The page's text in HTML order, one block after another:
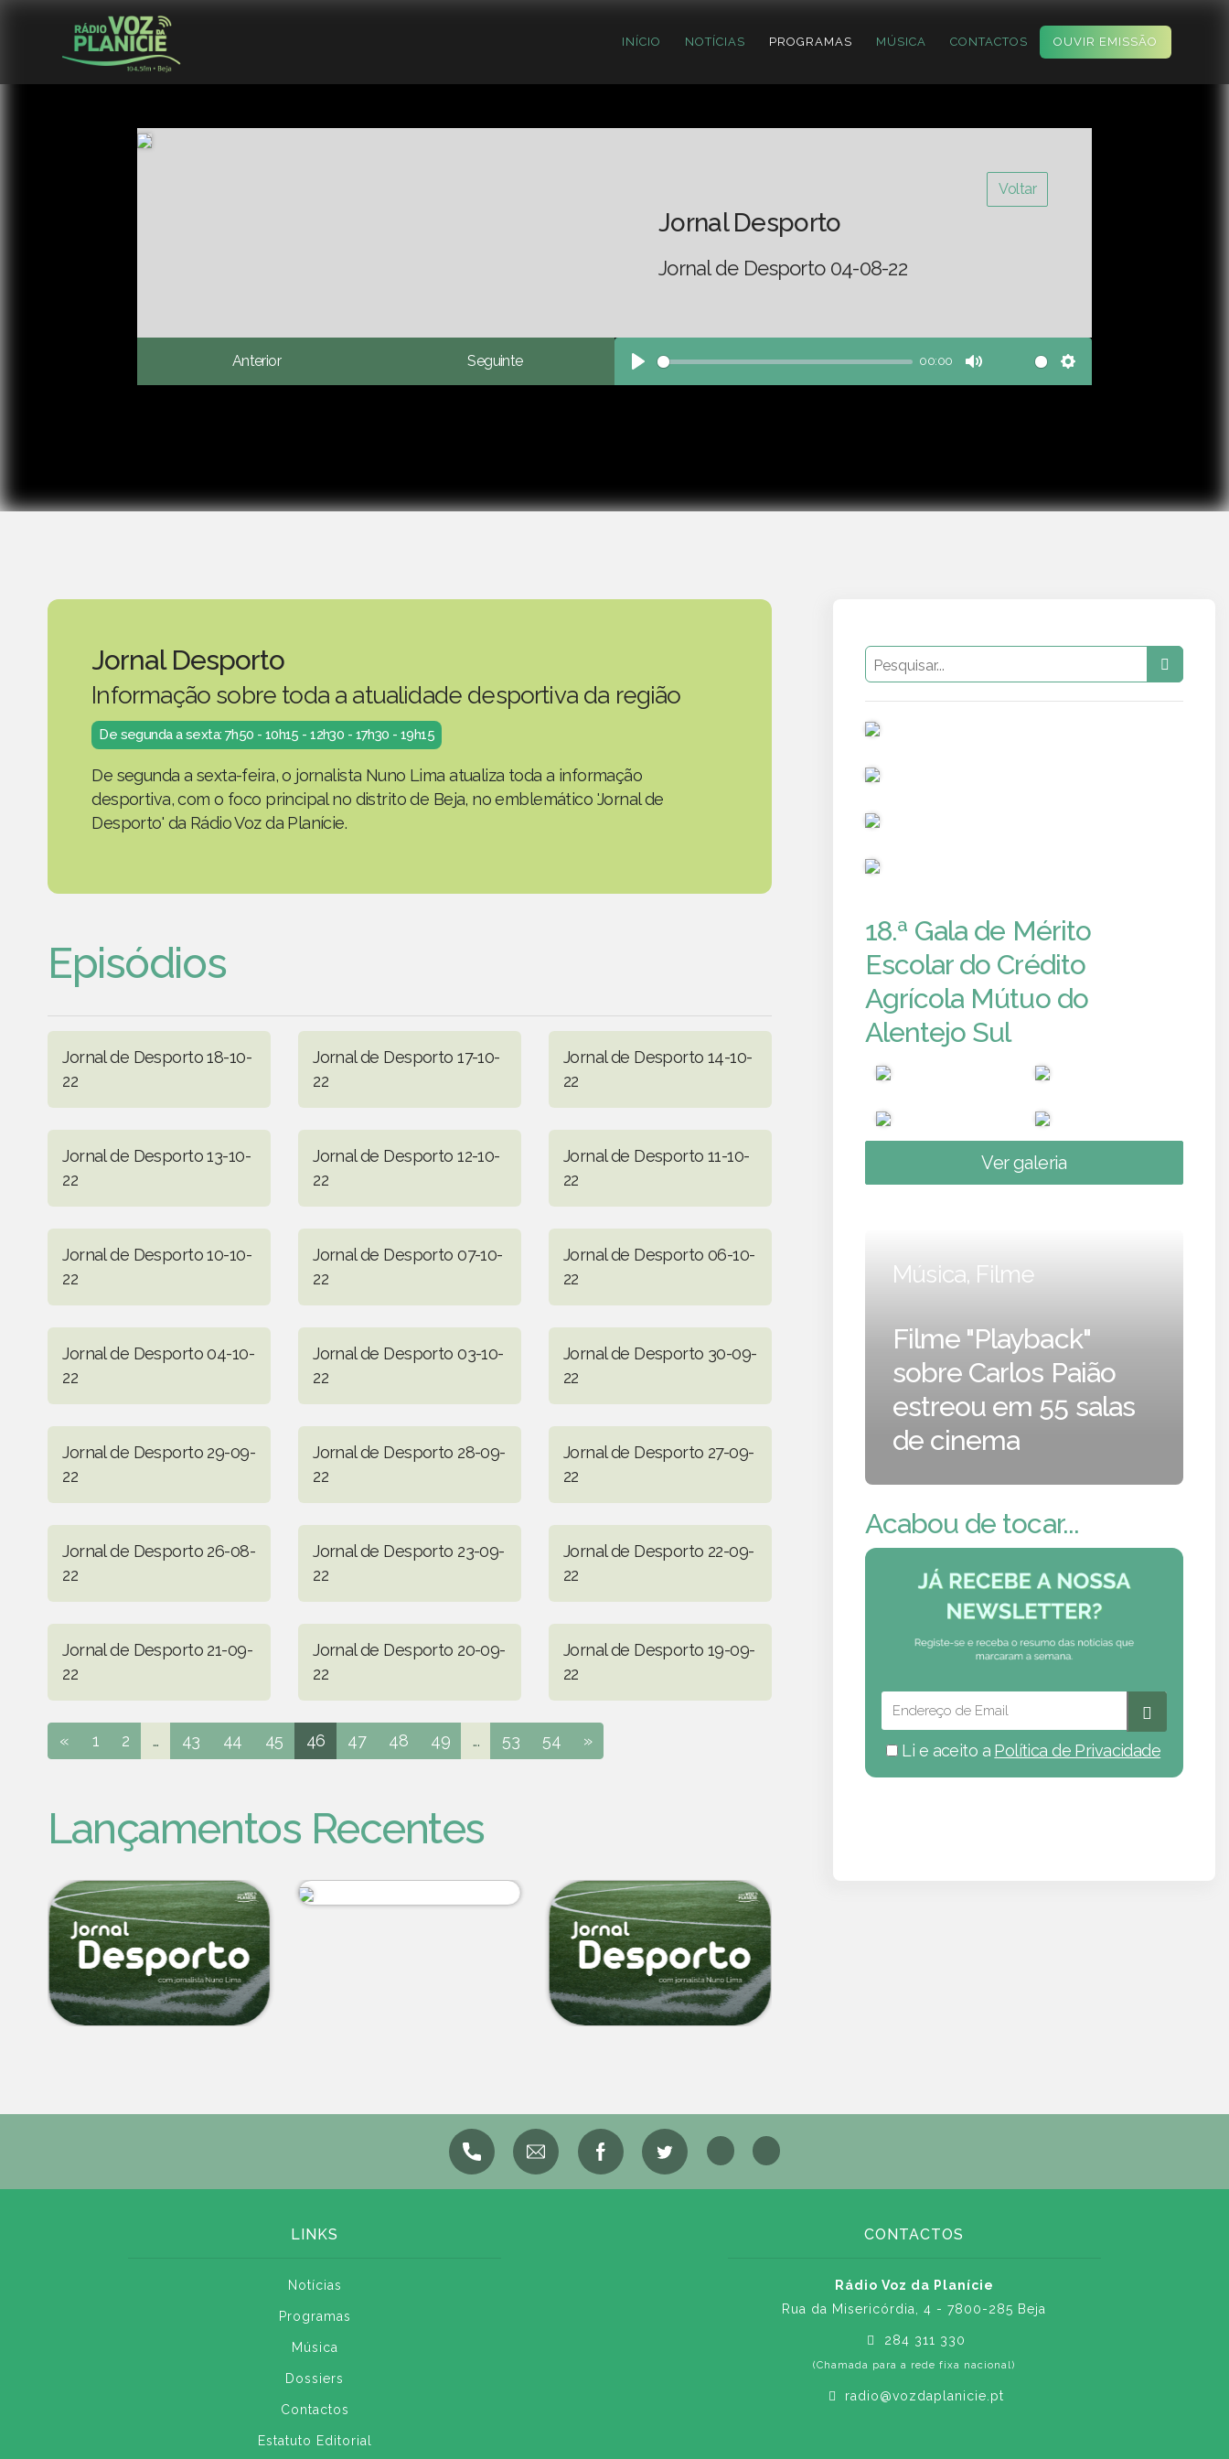
INÍCIO NOTÍCIAS PROGRAMAS MÚSICA CONTACTOS OUVIR EMISSÃO
Voltar
Jornal Desporto
Jornal de Desporto 04-08-22
Anterior Seguinte
Play
00:00
Mute Settings
Jornal Desporto
Informação sobre toda a atualidade desportiva da região
De segunda a sexta: 7h50 - 10h15 - 12h30 - 17h30 - 19h15
De segunda a sexta-feira, o jornalista Nuno Lima atualiza toda a informação
desportiva, com o foco principal no distrito de Beja, no emblemático 'Jornal de
Desporto' da Rádio Voz da Planície.
Episódios
Jornal de Desporto 18-10-
22
Jornal de Desporto 17-10-
22
Jornal de Desporto 14-10-
22
Jornal de Desporto 13-10-
22
Jornal de Desporto 12-10-
22
Jornal de Desporto 11-10-
22
Jornal de Desporto 10-10-
22
Jornal de Desporto 07-10-
22
Jornal de Desporto 06-10-
22
Jornal de Desporto 04-10-
22
Jornal de Desporto 03-10-
22
Jornal de Desporto 30-09-
22
Jornal de Desporto 29-09-
22
Jornal de Desporto 28-09-
22
Jornal de Desporto 27-09-
22
Jornal de Desporto 26-08-
22
Jornal de Desporto 23-09-
22
Jornal de Desporto 22-09-
22
Jornal de Desporto 21-09-
22
Jornal de Desporto 20-09-
22
Jornal de Desporto 19-09-
22
« 1 2 ... 43 44 45 46 47 48 49 ... 53 54 »
Lançamentos Recentes
18.ª Gala de Mérito
Escolar do Crédito
Agrícola Mútuo do
Alentejo Sul
Ver galeria
Música, Filme
Filme "Playback"
sobre Carlos Paião
estreou em 55 salas
de cinema
Acabou de tocar...
Li e aceito a Política de Privacidade
LINKS
Notícias
Programas
Música
Dossiers
Contactos
Estatuto Editorial
CONTACTOS
Rádio Voz da Planície
Rua da Misericórdia, 4 - 7800-285 Beja
284 311 330
(Chamada para a rede fixa nacional)
radio@vozdaplanicie.pt